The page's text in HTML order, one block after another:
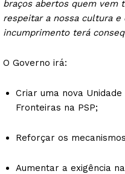
braços abertos quem vem
respeitar a nossa cultura e
incumprimento terá
O Governo irá:
Criar uma nova
Fronteiras na PSP;
Reforçar os
Aumentar a exigência